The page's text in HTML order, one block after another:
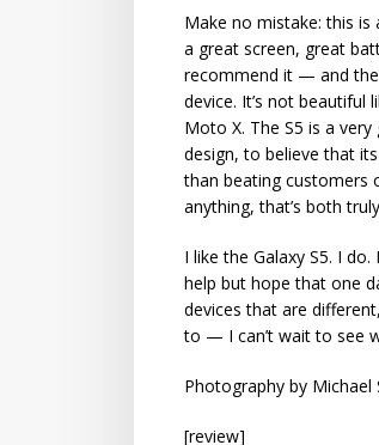
Make no mistake: this is
a great screen, great
recommend it — and the
device. It’s not
Moto X. The S5 is a
design, to believe that
than beating customers
anything, that’s both
I like the Galaxy S5. I
help but hope that one
devices that are
to — I can’t wait to see
Photography by Michael
[review]